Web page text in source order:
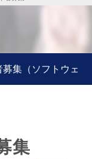
集（ソフトウェ
集